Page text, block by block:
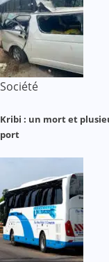
Société
Kribi : un mort et
port